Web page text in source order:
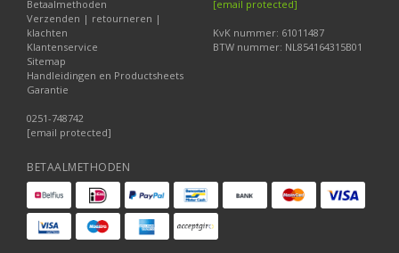
Betaalmethoden
Verzenden | retourneren |
klachten
Klantenservice
Sitemap
Handleidingen en Productsheets
Garantie
0251-748742
[email protected]
[email protected]
KvK nummer: 61011487
BTW nummer: NL854164315B01
BETAALMETHODEN